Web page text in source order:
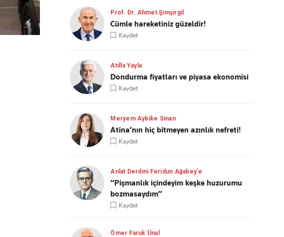
Prof. Dr. Ahmet Şimşirgil
Cümle hareketiniz güzeldir!
Kaydet
Atilla Yayla
Dondurma fiyatları ve piyasa ekonomisi
Kaydet
Meryem Aybike Sinan
Atina’nın hiç bitmeyen azınlık nefreti!
Kaydet
Anlat Derdini Feridun Ağabey'e
“Pişmanlık içindeyim keşke huzurumu
bozmasaydım”
Kaydet
Ömer Faruk Ünal